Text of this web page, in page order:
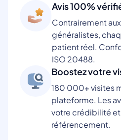
Avis 100%
Contrairement
généralistes,
patient réel.
ISO 20488.
Boostez votre
180 000+ visites
plateforme. Les
votre crédibilité
référencement.